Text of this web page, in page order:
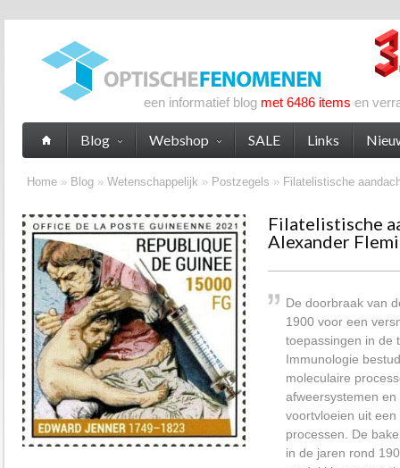
een informatief blog met 6486 items en
Home » Blog » Wetenschappelijk » Postzegels » Filatelistische
Filatelistische
Alexander
De doorbraak van
1900 voor een
toepassingen in de
Immunologie
moleculaire
afweersystemen
voortvloeien uit
processen. De
in de jaren rond
Blog Webshop SALE Links